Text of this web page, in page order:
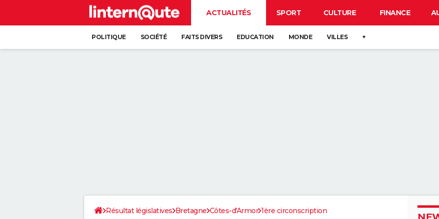
ACTUALITÉS SPORT CULTURE FINANCE
POLITIQUE SOCIÉTÉ FAITS DIVERS EDUCATION MONDE VILLES +
Résultat législatives Bretagne Côtes-d'Armor 1ère circonscription